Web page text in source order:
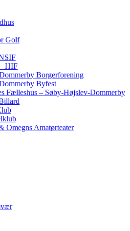
Golf
HIF
Borgerforening
Byfest
Fælleshus – Søby-Højslev-Dommerby
Omegns Amatørteater